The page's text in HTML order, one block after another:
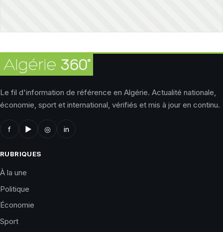
Le fil d'information de référence en Algérie. Actualité nationale,
économie, sport et international, vérifiés et mis à jour en continu.
f ▶ ◎ in
RUBRIQUES
À la une
Politique
Économie
Sport